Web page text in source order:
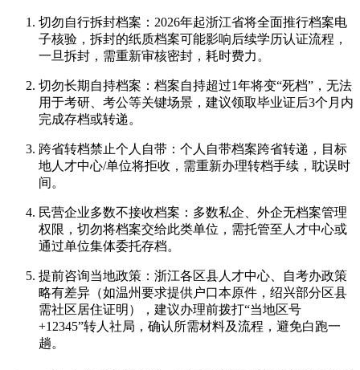
切勿自行拆封档案：2026年起浙江省将全面推行档案电
子核验，拆封的纸质档案可能影响后续学历认证流程，
一旦拆封，需重新审核密封，耗时费力。
切勿长期自持档案：档案自持超过1年将变“死档”，无法
用于考研、考公等关键场景，建议领取毕业证后3个月内
完成存档或转递。
跨省转档禁止个人自带：个人自带档案跨省转递，目标
地人才中心/单位将拒收，需重新办理转档手续，耽误时
间。
民营企业多数不接收档案：多数私企、外企无档案管理
权限，切勿将档案交给此类单位，需托管至人才中心或
通过单位集体委托存档。
提前咨询当地政策：浙江各区县人才中心、自考办政策
略有差异（如温州要求提供户口本原件，绍兴部分区县
需社区居住证明），建议办理前拨打“当地区号
+12345”转人社局，确认所需材料及流程，避免白跑一
趟。